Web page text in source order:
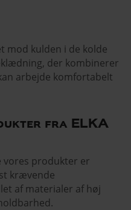
mod kulden i de kolde
der kombinerer
arbejde komfortabelt
fra ELKA
vores produkter er
krævende
af materialer af høj